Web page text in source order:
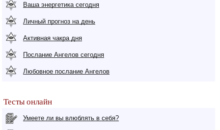
Ваша энергетика сегодня
Личный прогноз на день
Активная чакра дня
Послание Ангелов сегодня
Любовное послание Ангелов
Тесты онлайн
Умеете ли вы влюблять в себя?